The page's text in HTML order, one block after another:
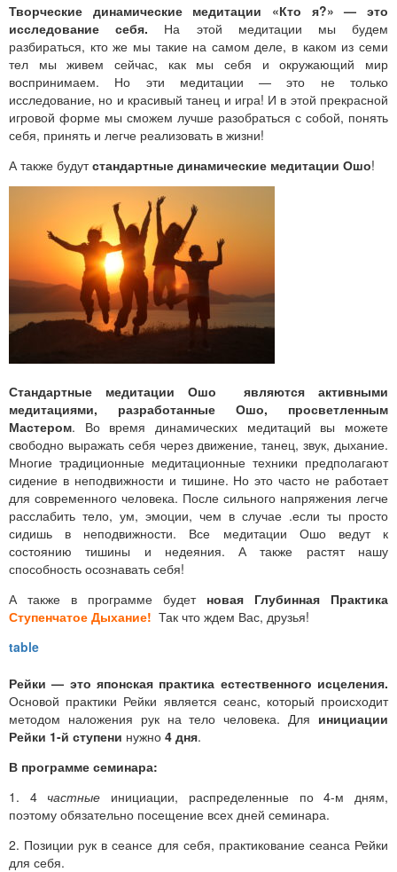
Творческие динамические медитации «Кто я?» — это
исследование себя. На этой медитации мы будем
разбираться, кто же мы такие на самом деле, в каком из семи
тел мы живем сейчас, как мы себя и окружающий мир
воспринимаем. Но эти медитации — это не только
исследование, но и красивый танец и игра! И в этой прекрасной
игровой форме мы сможем лучше разобраться с собой, понять
себя, принять и легче реализовать в жизни!
А также будутстандартные динамические медитации Ошо!
Стандартные медитации Ошо
являются активными
медитациями, разработанные Ошо, просветленным
Мастером. Во время динамических медитаций вы можете
свободно выражать себя через движение, танец, звук, дыхание.
Многие традиционные медитационные техники предполагают
сидение в неподвижности и тишине. Но это часто не работает
для современного человека. После сильного напряжения легче
расслабить тело, ум, эмоции, чем в случае .если ты просто
сидишь в неподвижности. Все медитации Ошо ведут к
состоянию тишины и недеяния. А также растят нашу
способность осознавать себя!
А также в программе будетновая Глубинная Практика
Ступенчатое Дыхание! Так что ждем Вас, друзья!
Рейки — это японская практика естественного исцеления.
Основой практики Рейки является сеанс, который происходит
методом наложения рук на тело человека. Для инициации
Рейки 1-й ступени нужно 4 дня.
В программе семинара:
1. 4 частные инициации, распределенные по 4-м дням,
поэтому обязательно посещение всех дней семинара.
2. Позиции рук в сеансе для себя, практикование сеанса Рейки
для себя.